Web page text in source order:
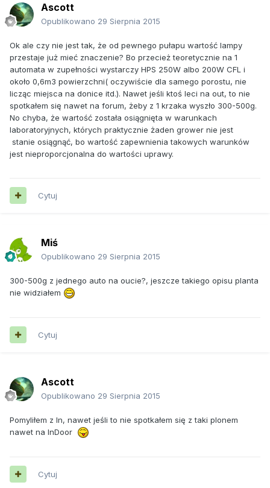
Ascott
Opublikowano 29 Sierpnia 2015
Ok ale czy nie jest tak, że od pewnego pułapu wartość lampy
przestaje już mieć znaczenie? Bo przecież teoretycznie na 1
automata w zupełności wystarczy HPS 250W albo 200W CFL i
około 0,6m3 powierzchni( oczywiście dla samego porostu, nie
licząc miejsca na donice itd.). Nawet jeśli ktoś leci na out, to nie
spotkałem się nawet na forum, żeby z 1 krzaka wyszło 300-500g.
No chyba, że wartość została osiągnięta w warunkach
laboratoryjnych, których praktycznie żaden grower nie jest
stanie osiągnąć, bo wartość zapewnienia takowych warunków
jest nieproporcjonalna do wartości uprawy.
Cytuj
Miś
Opublikowano 29 Sierpnia 2015
300-500g z jednego auto na oucie?, jeszcze takiego opisu planta
nie widziałem
Cytuj
Ascott
Opublikowano 29 Sierpnia 2015
Pomyliłem z In, nawet jeśli to nie spotkałem się z taki plonem
nawet na InDoor
Cytuj